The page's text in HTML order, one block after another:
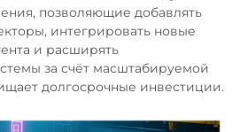
позволяющие добавлять
интегрировать новые
и расширять
за счёт масштабируемой
долгосрочные инвестиции.